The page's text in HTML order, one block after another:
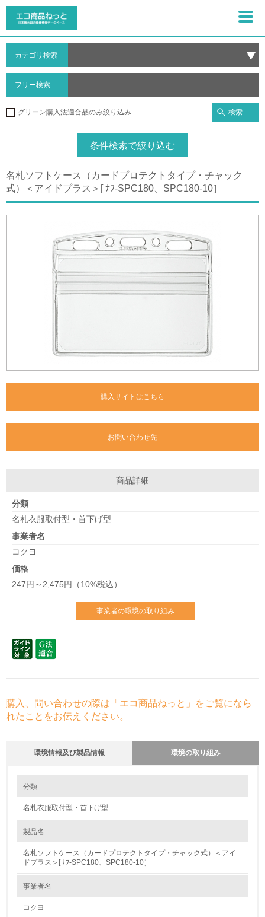
カテゴリ検索
フリー検索
グリーン購入法適合品のみ絞り込み 検索
条件検索で絞り込む
名札ソフトケース（カードプロテクトタイプ・チャック
式）＜アイドプラス＞[ ﾅﾌ-SPC180、SPC180-10］
購入サイトはこちら
お問い合わせ先
商品詳細
分類
名札衣服取付型・首下げ型
事業者名
コクヨ
価格
247円～2,475円（10%税込）
事業者の環境の取り組み
購入、問い合わせの際は「エコ商品ねっと」をご覧になら
れたことをお伝えください。
環境情報及び製品情報 環境の取り組み
1.環境取り組み体制
1.
環境方針を持っている
分類
名札衣服取付型・首下げ型
製品名
名札ソフトケース（カードプロテクトタイプ・チャック式）＜アイ
ドプラス＞[ ﾅﾌ-SPC180、SPC180-10］
事業者名
コクヨ